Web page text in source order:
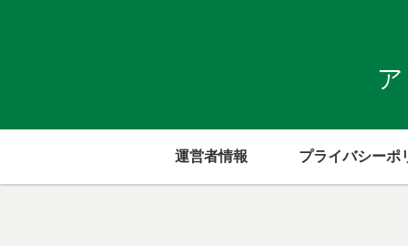
運営者情報 プライバシーポ